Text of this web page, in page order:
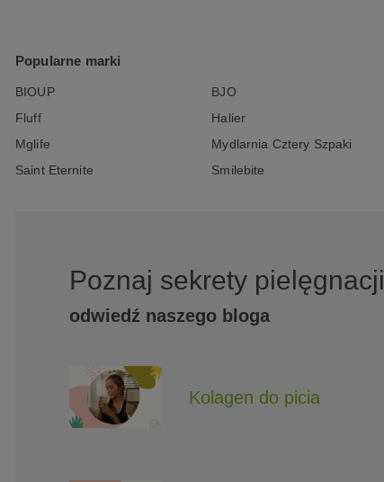
Popularne marki
BIOUP BJO
Fluff
Halier
Mglife
Mydlarnia Cztery Szpaki
Saint Eternite
Smilebite
Poznaj sekrety pielęgnacji
odwiedź naszego bloga
Kolagen do picia